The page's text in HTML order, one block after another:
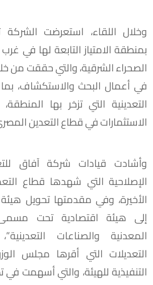
وخلال اللقاء، استعرضت الشركة
بمنطقة الامتياز التابعة لها في
الصحراء الشرقية، والتي حققت من
في أعمال البحث والاستكشاف،
التعدينية التي تزخر بها
الاستثمارات في قطاع التعدين
وأشادت قيادات شركة آفاق
الإصلاحية التي شهدها قطاع
الأخيرة، وفي مقدمتها تحويل هيئة
إلى هيئة اقتصادية تحت
المعدنية والصناعات
التعديلات التي أقرها مجلس
التنفيذية للهيئة، والتي أسهمت في